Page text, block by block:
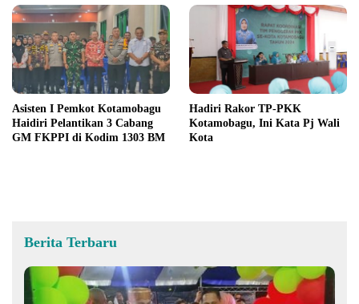
Asisten I Pemkot Kotamobagu
Haidiri Pelantikan 3 Cabang
GM FKPPI di Kodim 1303 BM
Hadiri Rakor TP-PKK
Kotamobagu, Ini Kata Pj Wali
Kota
Berita Terbaru